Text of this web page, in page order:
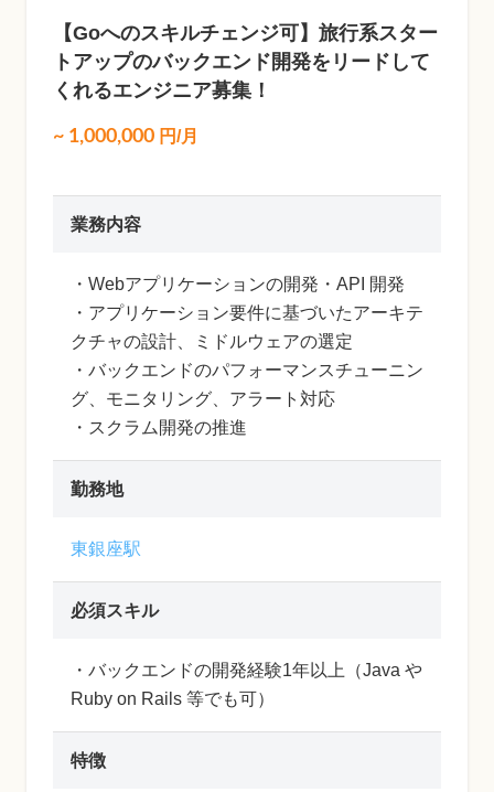
【Goへのスキルチェンジ可】旅行系スター
トアップのバックエンド開発をリードして
くれるエンジニア募集！
~ 1,000,000 円/月
業務内容
・Webアプリケーションの開発・API 開発
・アプリケーション要件に基づいたアーキテ
クチャの設計、ミドルウェアの選定
・バックエンドのパフォーマンスチューニン
グ、モニタリング、アラート対応
・スクラム開発の推進
勤務地
東銀座駅
必須スキル
・バックエンドの開発経験1年以上（Java や
Ruby on Rails 等でも可）
特徴